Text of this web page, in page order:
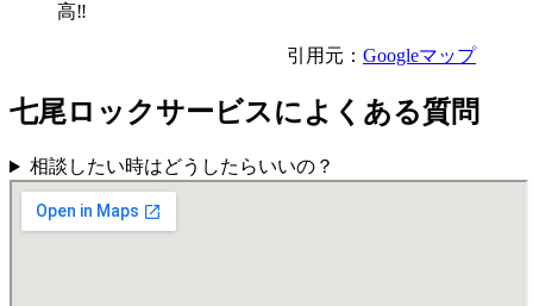
高‼
引用元： Googleマップ
七尾ロックサービスによくある質問
相談したい時はどうしたらいいの？